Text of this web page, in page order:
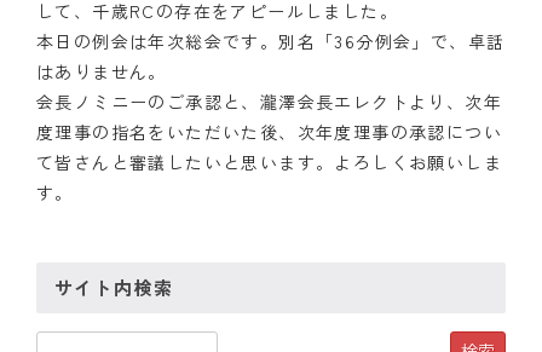
入会のご案内
して、千歳RCの存在をアピールしました。
本日の例会は年次総会です。別名「36分例会」で、卓話
はありません。
会長ノミニーのご承認と、瀧澤会長エレクトより、次年
度理事の指名をいただいた後、次年度理事の承認につい
て皆さんと審議したいと思います。よろしくお願いしま
す。
サイト内検索